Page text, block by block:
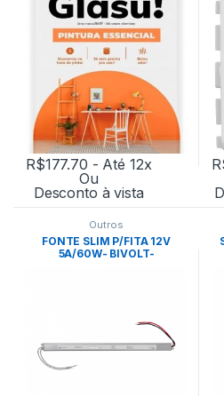
R$177.70 - Até 12x
Ou
Desconto à vista
Outros
FONTE SLIM P/FITA 12V
5A/60W- BIVOLT-